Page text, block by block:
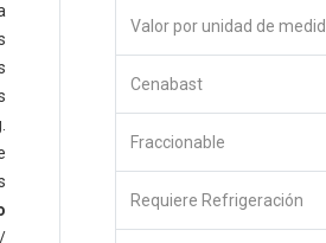
Valor por unidad de
Cenabast
Fraccionable
Requiere Refrigeración
objetivo es
disruptivos.
sus problemas
para
optimizar su